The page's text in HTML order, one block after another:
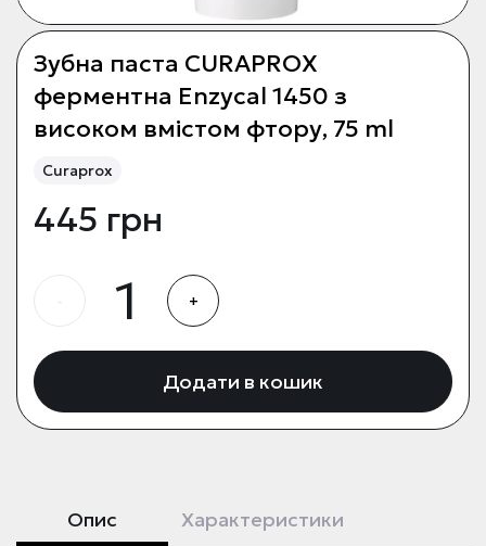
Зубна паста CURAPROX
ферментна Enzycal 1450 з
високом вмістом фтору, 75 ml
Curaprox
445 грн
+
Додати в кошик
Опис Характеристики